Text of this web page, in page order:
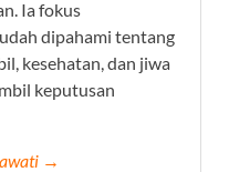
Ia fokus
dipahami tentang
kesehatan, dan jiwa
keputusan
→